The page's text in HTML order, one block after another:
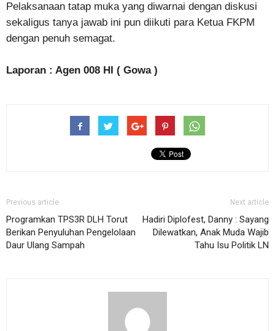
Pelaksanaan tatap muka yang diwarnai dengan diskusi
sekaligus tanya jawab ini pun diikuti para Ketua FKPM
dengan penuh semagat.
Laporan : Agen 008 HI ( Gowa )
Previous article
Programkan TPS3R DLH Torut
Berikan Penyuluhan Pengelolaan
Daur Ulang Sampah
Next article
Hadiri Diplofest, Danny : Sayang
Dilewatkan, Anak Muda Wajib
Tahu Isu Politik LN